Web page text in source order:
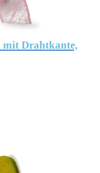
mit Drahtkante,